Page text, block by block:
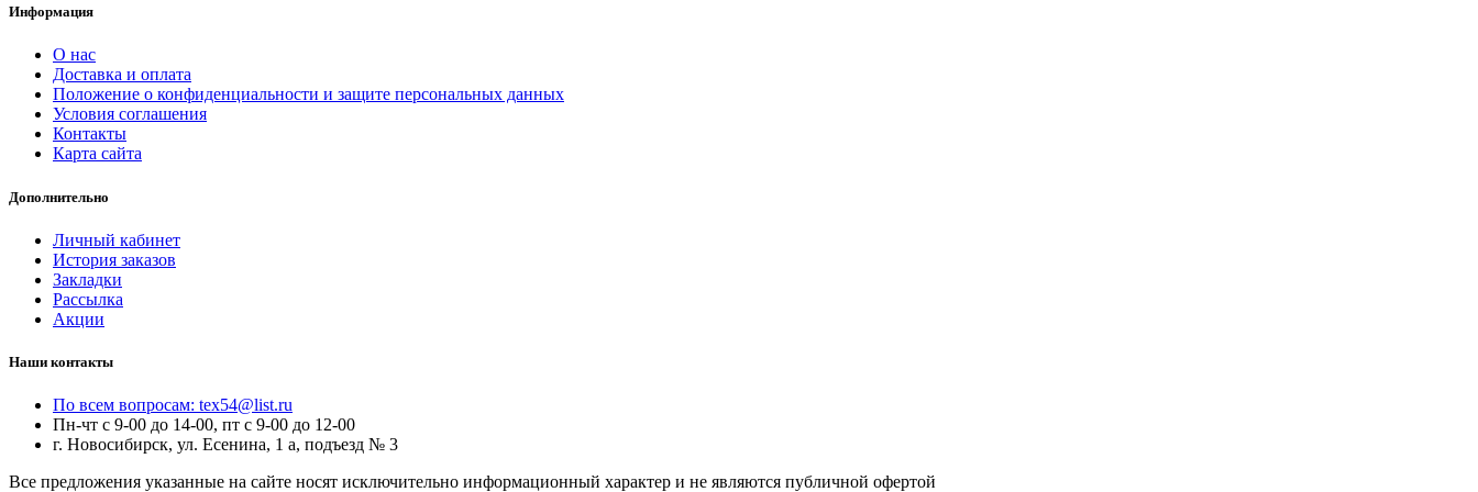
Информация
О нас
Доставка и оплата
Положение о конфиденциальности и защите персональных данных
Условия соглашения
Контакты
Карта сайта
Дополнительно
Личный кабинет
История заказов
Закладки
Рассылка
Акции
Наши контакты
По всем вопросам: tex54@list.ru
Пн-чт с 9-00 до 14-00, пт с 9-00 до 12-00
г. Новосибирск, ул. Есенина, 1 а, подъезд № 3
Все предложения указанные на сайте носят исключительно информационный характер и не являются публичной офертой